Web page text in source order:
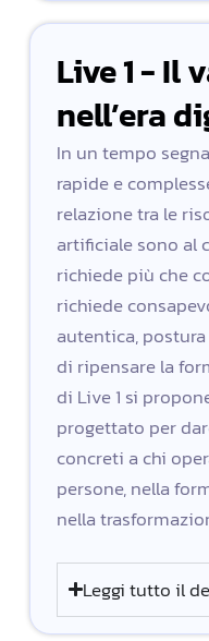
Live 1 - Il
nell’era
In un tempo
rapide e
relazione tra le
artificiale sono al
richiede più che
richiede
autentica,
di ripensare la
di Live 1 si
progettato per
concreti a chi
persone, nella
nella
Leggi tutto il